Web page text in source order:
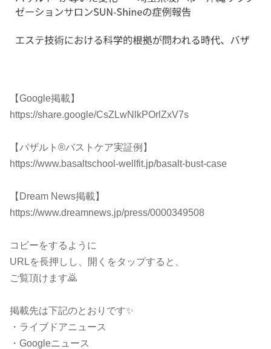
【Google掲載】
https://share.google/CsZLwNlkPOrlZxV7s
【バザルト®バストケア実証例】
https://www.basaltschool-wellfit.jp/basalt-bust-case
【Dream News掲載】
https://www.dreamnews.jp/press/0000349508
コピーをするように
URLを長押しし、開くをタップすると、
ご覧頂けます🙇
掲載先は下記のとおりです✨
・ライブドアニュース
・Googleニュース